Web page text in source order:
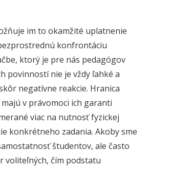
im to okamžité uplatnenie
konfrontáciu
ktorý je pre nás pedagógov
povinností nie je vždy ľahké a
negatívne reakcie. Hranica
v právomoci ich garanti
viac na nutnosť fyzickej
konkrétneho zadania. Akoby sme
študentov, ale často
voliteľných, čím podstatu